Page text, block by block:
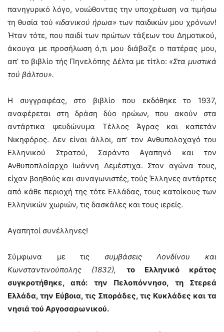
πανηγυρικό λόγο, νοιώθοντας την υποχρέωση να τιμήσω
τη θυσία τού «ιδανικού ήρωα» των παιδικών μου χρόνων!
Ήταν τότε, που παιδί των πρώτων τάξεων του Δημοτικού,
άκουγα με προσήλωση ό,τι μου διάβαζε ο πατέρας μου,
απ’ το βιβλίο τής Πηνελόπης Δέλτα με τίτλο: «Στα μυστικά
τού βάλτου».
Η συγγραφέας, στο βιβλίο που εκδόθηκε το 1937,
αναφέρεται στη δράση δύο ηρώων, που ακούν στα
αντάρτικα ψευδώνυμα Τέλλος Άγρας και καπετάν
Νικηφόρος. Δεν είναι άλλοι, απ’ τον Ανθυπολοχαγό του
Ελληνικού Στρατού, Σαράντο Αγαπηνό και τον
Ανθυποπλοίαρχο Ιωάννη Δεμέστιχα. Στον αγώνα τους,
είχαν βοηθούς και συναγωνιστές, τούς Έλληνες αντάρτες
από κάθε περιοχή της τότε Ελλάδας, τους κατοίκους των
Ελληνικών χωριών, τις δασκάλες και τους ιερείς.
Αγαπητοί συνέλληνες!
Σύμφωνα με τις συμβάσεις Λονδίνου και
Κωνσταντινούπολης (1832),
το Ελληνικό κράτος
συγκροτήθηκε, από: την Πελοπόννησο, τη Στερεά
Ελλάδα, την Εύβοια, τις Σποράδες, τις Kυκλάδες και τα
νησιά τού Αργοσαρωνικού.